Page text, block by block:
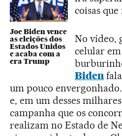
Joe Biden vence
as eleições dos
Estados Unidos
e acaba com a
era Trump
coisas
No vídeo,
celular
Biden
um pouco
e, em um desses
campanha que os
realizam no Estado de